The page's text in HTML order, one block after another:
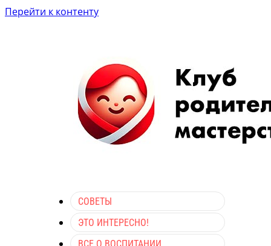
Перейти к контенту
СОВЕТЫ
ЭТО ИНТЕРЕСНО!